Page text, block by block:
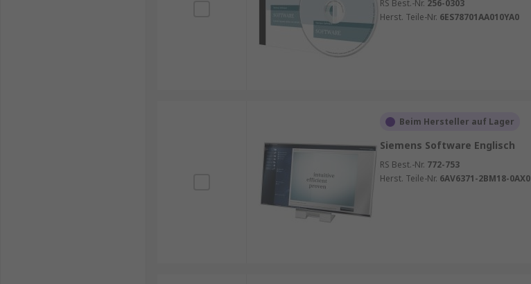
RS Best.-Nr. 256-0303
Herst. Teile-Nr. 6ES78701AA010YA0
Beim Hersteller auf Lager
Siemens Software Englisch
RS Best.-Nr. 772-753
Herst. Teile-Nr. 6AV6371-2BM18-0AX0